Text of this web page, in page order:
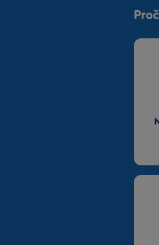
skladem 2 kusy